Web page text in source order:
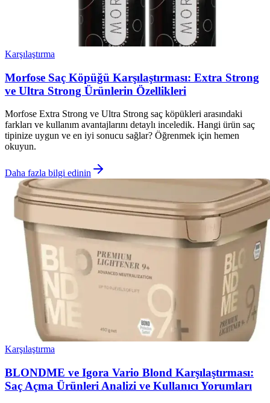
Karşılaştırma
Morfose Saç Köpüğü Karşılaştırması: Extra Strong
ve Ultra Strong Ürünlerin Özellikleri
Morfose Extra Strong ve Ultra Strong saç köpükleri arasındaki
farkları ve kullanım avantajlarını detaylı inceledik. Hangi ürün saç
tipinize uygun ve en iyi sonucu sağlar? Öğrenmek için hemen
okuyun.
Daha fazla bilgi edinin
Karşılaştırma
BLONDME ve Igora Vario Blond Karşılaştırması:
Saç Açma Ürünleri Analizi ve Kullanıcı Yorumları